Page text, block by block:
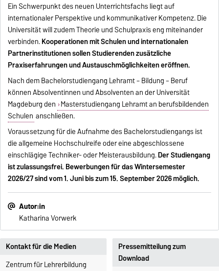
Ein Schwerpunkt des neuen Unterrichtsfachs liegt auf
internationaler Perspektive und kommunikativer Kompetenz. Die
Universität will zudem Theorie und Schulpraxis eng miteinander
verbinden.Kooperationen mit Schulen und internationalen
Partnerinstitutionen sollen Studierenden zusätzliche
Praxiserfahrungen und Austauschmöglichkeiten eröffnen.
Nach dem Bachelorstudiengang Lehramt – Bildung – Beruf
können Absolventinnen und Absolventen an der Universität
Magdeburg den Masterstudiengang Lehramt an berufsbildenden
Schulen anschließen.
Voraussetzung für die Aufnahme des Bachelorstudiengangs ist
die allgemeine Hochschulreife oder eine abgeschlossene
einschlägige Techniker- oder Meisterausbildung.Der Studiengang
ist zulassungsfrei. Bewerbungen für das Wintersemester
2026/27 sind vom 1. Juni bis zum 15. September 2026 möglich.
Autor:in
Katharina Vorwerk
Kontakt für die Medien
Zentrum für Lehrerbildung
Pressemitteilung zum
Download